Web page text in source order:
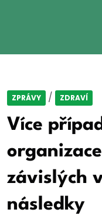
ZPRÁVY / ZDRAVÍ
Více
závislých
následky